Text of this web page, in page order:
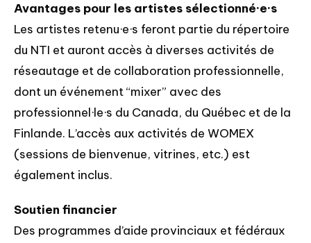
Avantages pour les artistes sélectionné·e·s
Les artistes retenu·e·s feront partie du répertoire
du NTI et auront accès à diverses activités de
réseautage et de collaboration professionnelle,
dont un événement “mixer” avec des
professionnel·le·s du Canada, du Québec et de la
Finlande. L’accès aux activités de WOMEX
(sessions de bienvenue, vitrines, etc.) est
également inclus.
Soutien financier
Des programmes d’aide provinciaux et fédéraux